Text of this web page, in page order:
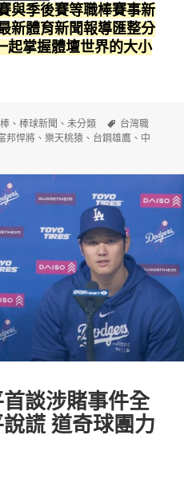
與季後賽等職棒賽事新
新體育新聞報導匯整分
起掌握體壇世界的大小
、棒球新聞 、未分類
標
籤
台灣職
邦悍將 、樂天桃猿 、 台鋼雄鷹 、 中
談涉賭事件全
謊 道奇球團力